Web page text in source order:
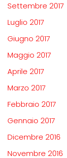
Settembre 2017
Luglio 2017
Giugno 2017
Maggio 2017
Aprile 2017
Marzo 2017
Febbraio 2017
Gennaio 2017
Dicembre 2016
Novembre 2016